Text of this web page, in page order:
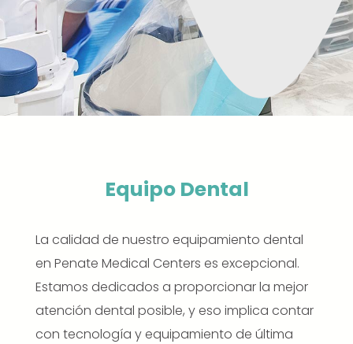
Equipo Dental
La calidad de nuestro equipamiento dental
en Penate Medical Centers es excepcional.
Estamos dedicados a proporcionar la mejor
atención dental posible, y eso implica contar
con tecnología y equipamiento de última